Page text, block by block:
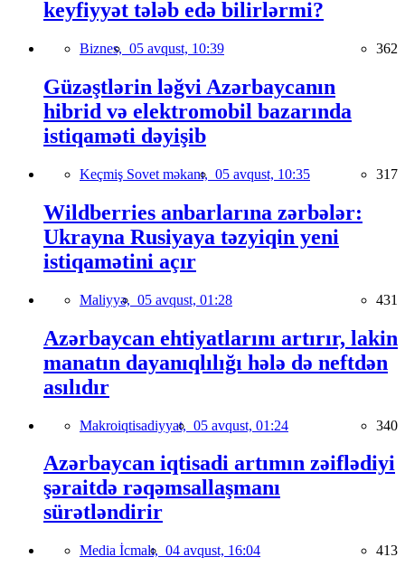
keyfiyyət tələb edə bilirlərmi?
Biznes, 05 avqust, 10:39 362
Güzəştlərin ləğvi Azərbaycanın
hibrid və elektromobil bazarında
istiqaməti dəyişib
Keçmiş Sovet məkanı, 05 avqust, 10:35 317
Wildberries anbarlarına zərbələr:
Ukrayna Rusiyaya təzyiqin yeni
istiqamətini açır
Maliyyə, 05 avqust, 01:28 431
Azərbaycan ehtiyatlarını artırır, lakin
manatın dayanıqlılığı hələ də neftdən
asılıdır
Makroiqtisadiyyat, 05 avqust, 01:24 340
Azərbaycan iqtisadi artımın zəiflədiyi
şəraitdə rəqəmsallaşmanı
sürətləndirir
Media İcmalı, 04 avqust, 16:04 413